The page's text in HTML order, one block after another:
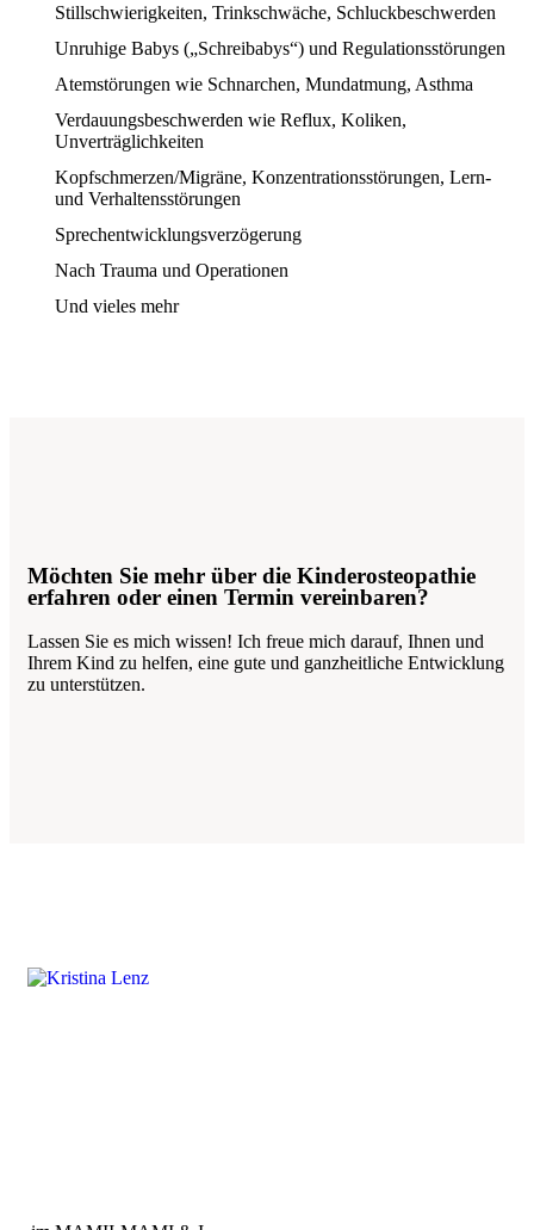
Stillschwierigkeiten, Trinkschwäche, Schluckbeschwerden
Unruhige Babys („Schreibabys“) und Regulationsstörungen
Atemstörungen wie Schnarchen, Mundatmung, Asthma
Verdauungsbeschwerden wie Reflux, Koliken,
Unverträglichkeiten
Kopfschmerzen/Migräne, Konzentrationsstörungen, Lern-
und Verhaltensstörungen
Sprechentwicklungsverzögerung
Nach Trauma und Operationen
Und vieles mehr
Möchten Sie mehr über die Kinderosteopathie
erfahren oder einen Termin vereinbaren?​
Lassen Sie es mich wissen! Ich freue mich darauf, Ihnen und
Ihrem Kind zu helfen, eine gute und ganzheitliche Entwicklung
zu unterstützen.